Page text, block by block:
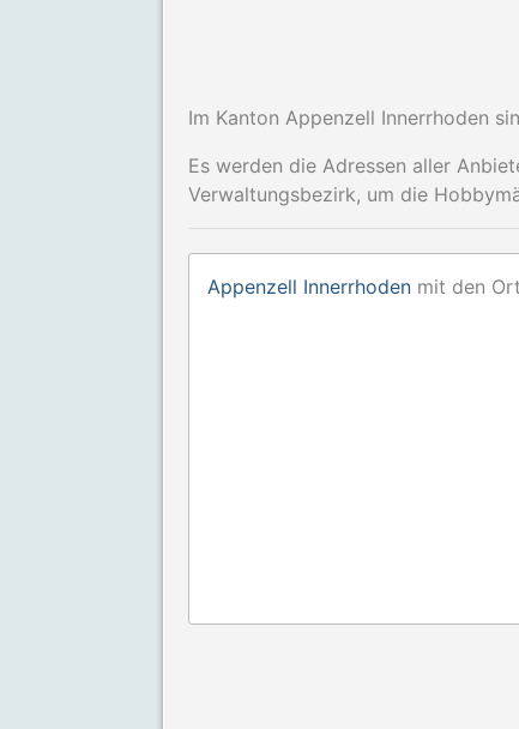
Im Kanton Appenzell Innerrhoden
Es werden die Adressen aller
Verwaltungsbezirk, um die
Appenzell Innerrhoden mit den